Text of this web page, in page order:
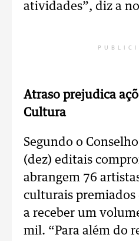
atividades”, diz a
Atraso prejudica
Cultura
Segundo o
(dez) editais
abrangem 76
culturais
a receber um
mil. “Para além do